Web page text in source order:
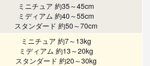
ミニチュア 約35～45cm
ミディアム 約40～55cm
スタンダード 約50～70cm
ミニチュア 約7～13kg
ミディアム 約13～20kg
スタンダード 約20～30kg